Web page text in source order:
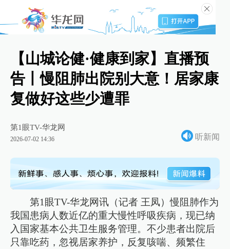
【山城论健·健康到家】直播预
告丨慢阻肺出院别大意！居家康
复做好这些少遭罪
第1眼TV-华龙网
2026-07-02 14:36 听新闻
第1眼TV-华龙网讯（记者 王凤）慢阻肺作为
我国患病人数近亿的重大慢性呼吸疾病，现已纳
入国家基本公共卫生服务管理。不少患者出院后
只靠吃药，忽视居家养护，反复咳喘、频繁住